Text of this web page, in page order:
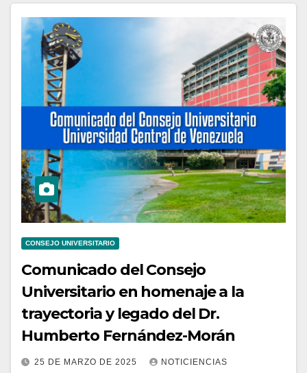
CONSEJO UNIVERSITARIO
Comunicado del Consejo
Universitario en homenaje a la
trayectoria y legado del Dr.
Humberto Fernández-Morán
25 DE MARZO DE 2025 NOTICIENCIAS